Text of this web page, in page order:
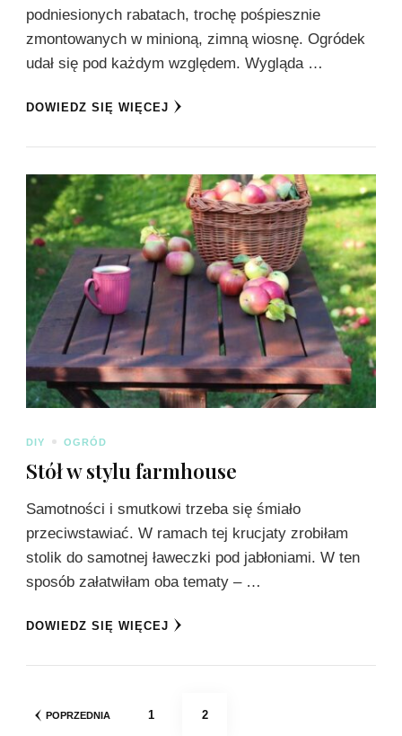
podniesionych rabatach, trochę pośpiesznie
zmontowanych w minioną, zimną wiosnę. Ogródek
udał się pod każdym względem. Wygląda …
DOWIEDZ SIĘ WIĘCEJ
DIY OGRÓD
Stół w stylu farmhouse
Samotności i smutkowi trzeba się śmiało
przeciwstawiać. W ramach tej krucjaty zrobiłam
stolik do samotnej ławeczki pod jabłoniami. W ten
sposób załatwiłam oba tematy – …
DOWIEDZ SIĘ WIĘCEJ
Stronicowanie
POPRZEDNIA STRONA
1 STRONA
2